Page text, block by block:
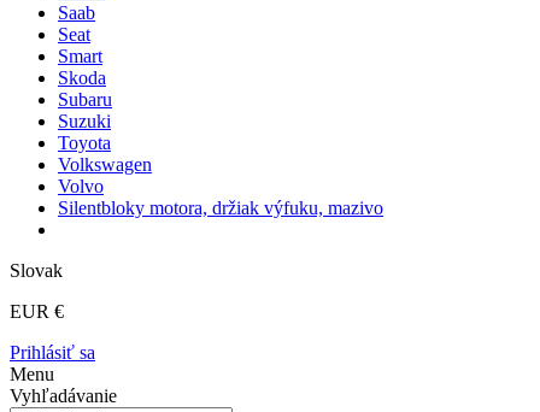
Saab
Seat
Smart
Skoda
Subaru
Suzuki
Toyota
Volkswagen
Volvo
Silentbloky motora, držiak výfuku, mazivo
Slovak
EUR €
Prihlásiť sa
Menu
Vyhľadávanie